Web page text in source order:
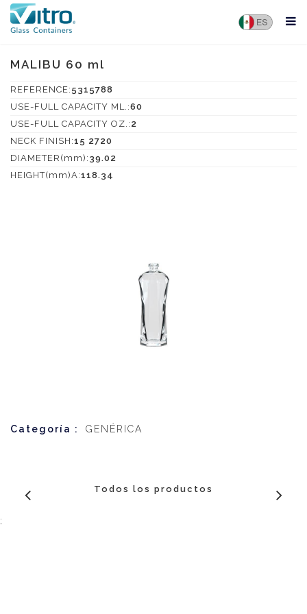
MALIBU 60 ml
REFERENCE: 5315788
USE-FULL CAPACITY ML.:60
USE-FULL CAPACITY OZ.: 2
NECK FINISH:15 2720
DIAMETER(mm): 39.02
HEIGHT(mm)A:118.34
Categoría : GENÉRICA
Todos los productos
;